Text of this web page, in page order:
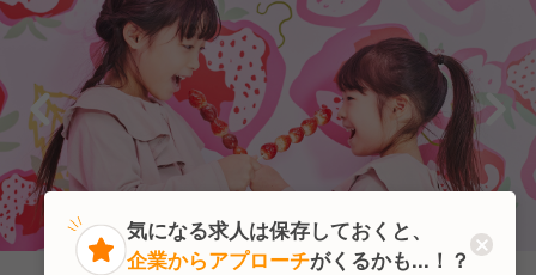
気になる求人は保存しておくと、
企業からアプローチがくるかも...！？